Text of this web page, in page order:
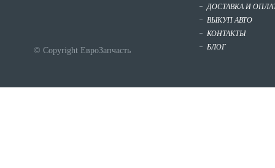
© Copyright ЕвроЗапчасть
ДОСТАВКА И
ВЫКУП АВТО
КОНТАКТЫ
БЛОГ